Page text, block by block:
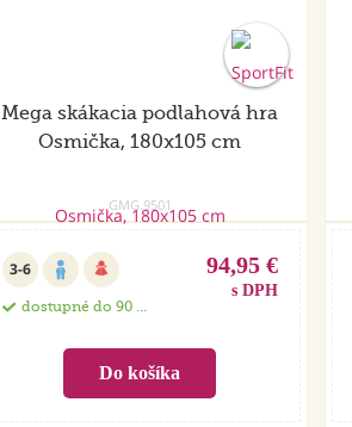
Mega skákacia podlahová hra
Osmička, 180x105 cm
GMG.9501
3-6
dostupné do 90 dní
94,95 €
s DPH